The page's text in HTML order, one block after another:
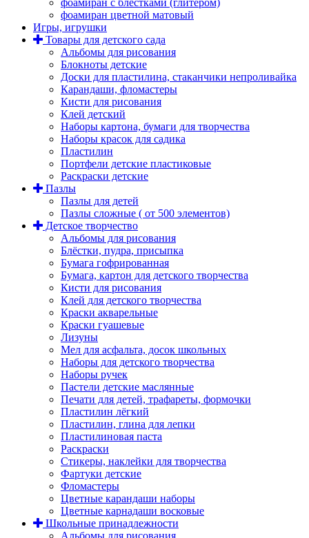
фоамиран с блёстками (глитером)
фоамиран цветной матовый
Игры, игрушки
Товары для детского сада
Альбомы для рисования
Блокноты детские
Доски для пластилина, стаканчики непроливайка
Карандаши, фломастеры
Кисти для рисования
Клей детский
Наборы картона, бумаги для творчества
Наборы красок для садика
Пластилин
Портфели детские пластиковые
Раскраски детские
Пазлы
Пазлы для детей
Пазлы сложные ( от 500 элементов)
Детское творчество
Альбомы для рисования
Блёстки, пудра, присыпка
Бумага гофрированная
Бумага, картон для детского творчества
Кисти для рисования
Клей для детского творчества
Краски акварельные
Краски гуашевые
Лизуны
Мел для асфальта, досок школьных
Наборы для детского творчества
Наборы ручек
Пастели детские маслянные
Печати для детей, трафареты, формочки
Пластилин лёгкий
Пластилин, глина для лепки
Пластилиновая паста
Раскраски
Стикеры, наклейки для творчества
Фартуки детские
Фломастеры
Цветные карандаши наборы
Цветные карнадаши восковые
Школьные принадлежности
Альбомы для рисования